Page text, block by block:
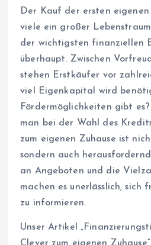
Der Kauf der ersten
viele ein großer
der wichtigsten finanziellen
überhaupt. Zwischen
stehen Erstkäufer vor
viel Eigenkapital wird
Fördermöglichkeiten gibt
man bei der Wahl des
zum eigenen Zuhause ist
sondern auch
an Angeboten und die
machen es unerlässlich, sich
zu informieren.
Unser Artikel
Clever zum eigenen